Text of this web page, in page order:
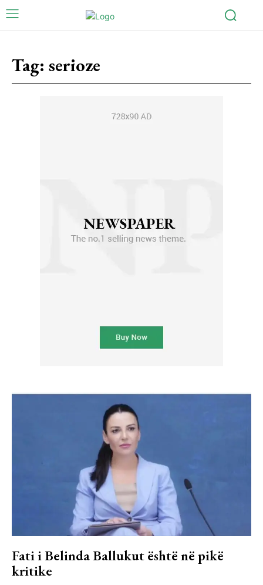
Tag: serioze
Fati i Belinda Ballukut është në pikë
kritike